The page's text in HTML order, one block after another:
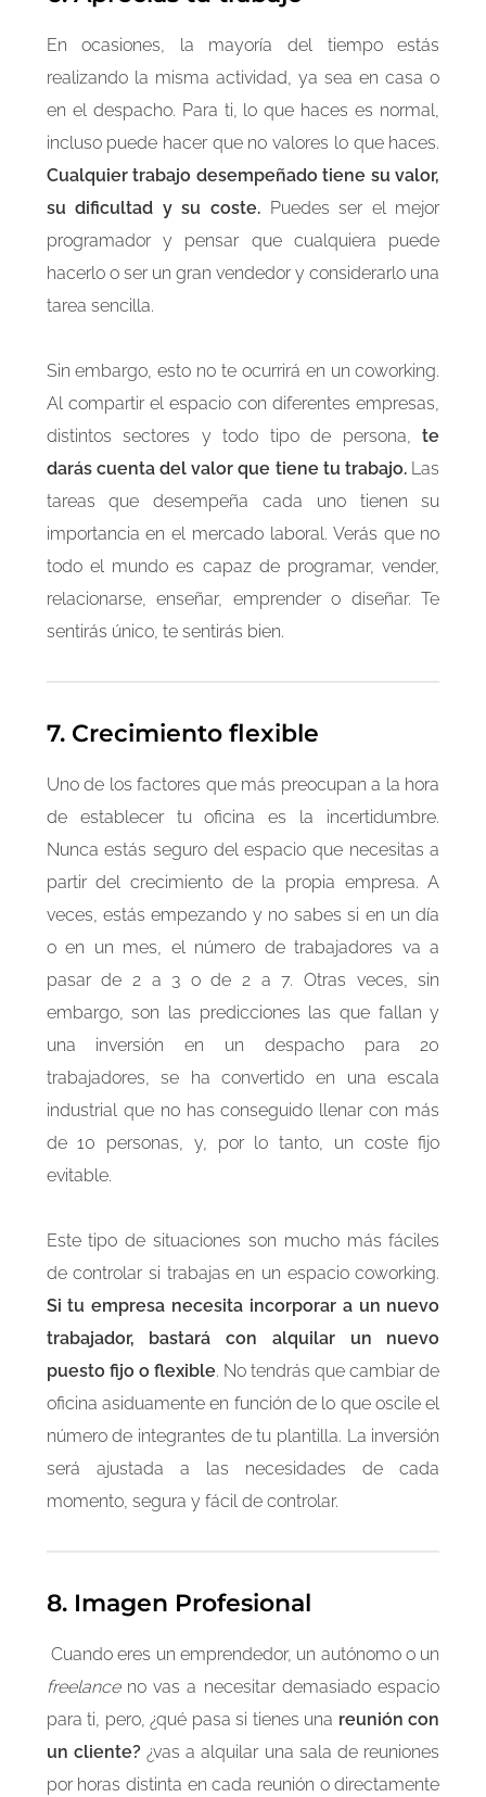
En ocasiones, la mayoría del tiempo estás
realizando la misma actividad, ya sea en casa o
en el despacho. Para ti, lo que haces es normal,
incluso puede hacer que no valores lo que haces.
Cualquier trabajo desempeñado tiene su valor,
su dificultad y su coste. Puedes ser el mejor
programador y pensar que cualquiera puede
hacerlo o ser un gran vendedor y considerarlo una
tarea sencilla.
Sin embargo, esto no te ocurrirá en un coworking.
Al compartir el espacio con diferentes empresas,
distintos sectores y todo tipo de persona,te
darás cuenta del valor que tiene tu trabajo. Las
tareas que desempeña cada uno tienen su
importancia en el mercado laboral. Verás que no
todo el mundo es capaz de programar, vender,
relacionarse, enseñar, emprender o diseñar. Te
sentirás único, te sentirás bien.
7. Crecimiento flexible
Uno de los factores que más preocupan a la hora
de establecer tu oficina es la incertidumbre.
Nunca estás seguro del espacio que necesitas a
partir del crecimiento de la propia empresa. A
veces, estás empezando y no sabes si en un día
o en un mes, el número de trabajadores va a
pasar de 2 a 3 o de 2 a 7. Otras veces, sin
embargo, son las predicciones las que fallan y
una inversión en un despacho para 20
trabajadores, se ha convertido en una escala
industrial que no has conseguido llenar con más
de 10 personas, y, por lo tanto, un coste fijo
evitable.
Este tipo de situaciones son mucho más fáciles
de controlar si trabajas en un espacio coworking.
Si tu empresa necesita incorporar a un nuevo
trabajador, bastará con alquilar un nuevo
puesto fijo o flexible. No tendrás que cambiar de
oficina asiduamente en función de lo que oscile el
número de integrantes de tu plantilla. La inversión
será ajustada a las necesidades de cada
momento, segura y fácil de controlar.
8. Imagen Profesional
Cuando eres un emprendedor, un autónomo o un
freelance no vas a necesitar demasiado espacio
para ti, pero, ¿qué pasa si tienes una reunión con
un cliente? ¿vas a alquilar una sala de reuniones
por horas distinta en cada reunión o directamente